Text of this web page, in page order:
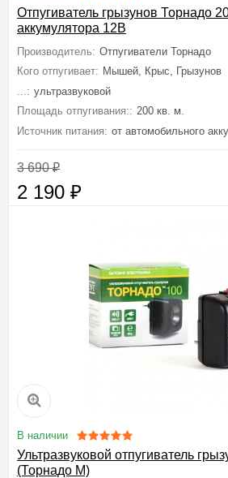
Отпугиватель грызунов Торнадо
аккумулятора 12В
Производитель: Отпугиватели Торнадо
Кого отпугивает: Мышей, Крыс, Грызунов
...: ультразвуковой
Площадь отпугивания:: 200 кв. м.
Источник питания: от автомобильного
3 690₽
2 190 ₽
В наличии
Ультразвуковой отпугиватель
(Торнадо М)